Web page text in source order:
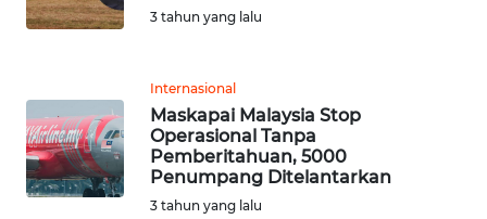
3 tahun yang lalu
Internasional
Maskapai Malaysia Stop
Operasional Tanpa
Pemberitahuan, 5000
Penumpang Ditelantarkan
3 tahun yang lalu
WN
WN
LAMPUNG
WN